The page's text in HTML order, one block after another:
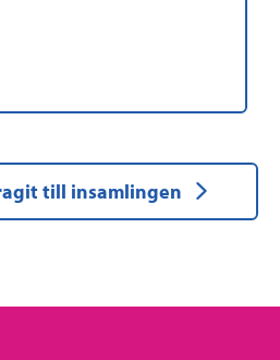
till insamlingen